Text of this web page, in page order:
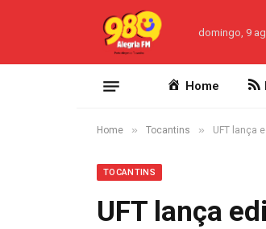
domingo, 9
Home
Home » Tocantins » UFT lança
TOCANTINS
UFT lança